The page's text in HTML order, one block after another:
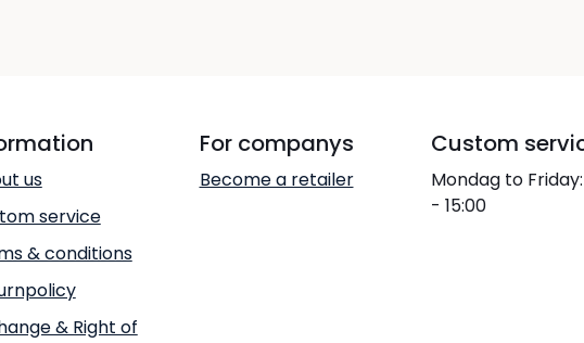
us
service
& conditions
& Right of
For companys
Become a retailer
Custom
Mondag to
- 15:00